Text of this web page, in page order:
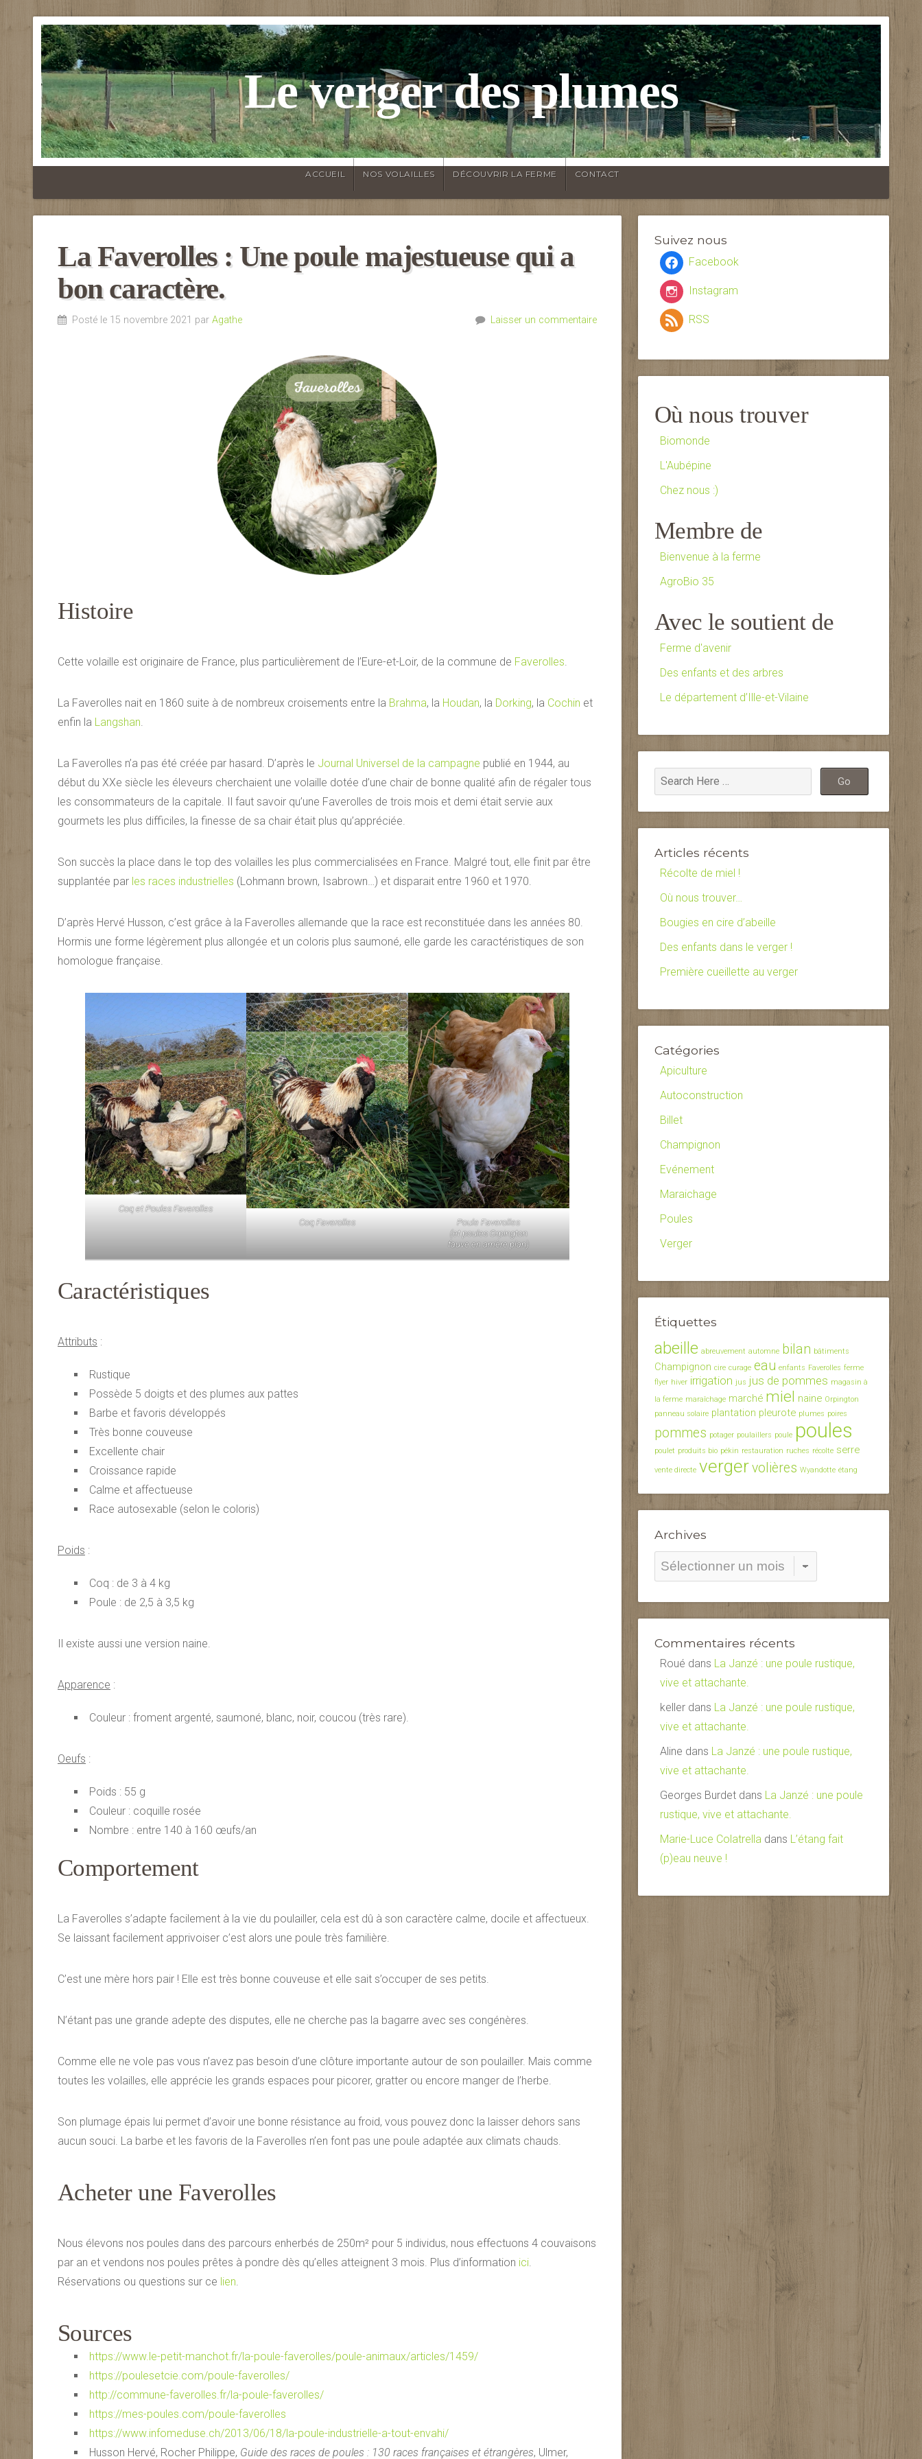
Le verger des plumes
ACCUEIL NOS VOLAILLES DÉCOUVRIR LA FERME CONTACT
La Faverolles : Une poule majestueuse qui a
bon caractère.
Posté le 15 novembre 2021 par Agathe Laisser un commentaire
Histoire
Cette volaille est originaire de France, plus particulièrement de l’Eure-et-Loir, de la commune de Faverolles.
La Faverolles nait en 1860 suite à de nombreux croisements entre la Brahma, la Houdan, la Dorking, la Cochin et
enfin la Langshan.
La Faverolles n’a pas été créée par hasard. D’après le Journal Universel de la campagne publié en 1944, au
début du XXe siècle les éleveurs cherchaient une volaille dotée d’une chair de bonne qualité afin de régaler tous
les consommateurs de la capitale. Il faut savoir qu’une Faverolles de trois mois et demi était servie aux
gourmets les plus difficiles, la finesse de sa chair était plus qu’appréciée.
Son succès la place dans le top des volailles les plus commercialisées en France. Malgré tout, elle finit par être
supplantée par les races industrielles (Lohmann brown, Isabrown…) et disparait entre 1960 et 1970.
D’après Hervé Husson, c’est grâce à la Faverolles allemande que la race est reconstituée dans les années 80.
Hormis une forme légèrement plus allongée et un coloris plus saumoné, elle garde les caractéristiques de son
homologue française.
Coq et Poules Faverolles
Coq Faverolles
Poule Faverolles
(et poules Orpington
fauve en arrière plan)
Caractéristiques
Attributs :
Rustique
Possède 5 doigts et des plumes aux pattes
Barbe et favoris développés
Très bonne couveuse
Excellente chair
Croissance rapide
Calme et affectueuse
Race autosexable (selon le coloris)
Poids :
Coq : de 3 à 4 kg
Poule : de 2,5 à 3,5 kg
Il existe aussi une version naine.
Apparence :
Couleur : froment argenté, saumoné, blanc, noir, coucou (très rare).
Oeufs :
Poids : 55 g
Couleur : coquille rosée
Nombre : entre 140 à 160 œufs/an
Comportement
La Faverolles s’adapte facilement à la vie du poulailler, cela est dû à son caractère calme, docile et affectueux.
Se laissant facilement apprivoiser c’est alors une poule très familière.
C’est une mère hors pair ! Elle est très bonne couveuse et elle sait s’occuper de ses petits.
N’étant pas une grande adepte des disputes, elle ne cherche pas la bagarre avec ses congénères.
Comme elle ne vole pas vous n’avez pas besoin d’une clôture importante autour de son poulailler. Mais comme
toutes les volailles, elle apprécie les grands espaces pour picorer, gratter ou encore manger de l’herbe.
Son plumage épais lui permet d’avoir une bonne résistance au froid, vous pouvez donc la laisser dehors sans
aucun souci. La barbe et les favoris de la Faverolles n’en font pas une poule adaptée aux climats chauds.
Acheter une Faverolles
Nous élevons nos poules dans des parcours enherbés de 250m² pour 5 individus, nous effectuons 4 couvaisons
par an et vendons nos poules prêtes à pondre dès qu’elles atteignent 3 mois. Plus d’information ici
Réservations ou questions sur ce lien
Sources
https://www.le-petit-manchot.fr/la-poule-faverolles/poule-animaux/articles/1459/
https://poulesetcie.com/poule-faverolles/
http://commune-faverolles.fr/la-poule-faverolles/
https://mes-poules.com/poule-faverolles
https://www.infomeduse.ch/2013/06/18/la-poule-industrielle-a-tout-envahi/
Husson Hervé, Rocher Philippe, Guide des races de poules : 130 races françaises et étrangères, Ulmer,
Suivez nous
Facebook
Instagram
RSS
Où nous trouver
Biomonde
L'Aubépine
Chez nous :)
Membre de
Bienvenue à la ferme
AgroBio 35
Avec le soutient de
Ferme d'avenir
Des enfants et des arbres
Le département d’Ille-et-Vilaine
Articles récents
Récolte de miel !
Où nous trouver…
Bougies en cire d’abeille
Des enfants dans le verger !
Première cueillette au verger
Catégories
Apiculture
Autoconstruction
Billet
Champignon
Evénement
Maraichage
Poules
Verger
Étiquettes
abeille abreuvement automne bilan bâtiments
Champignon cire curage eau enfants Faverolles ferme
flyer hiver irrigation jus jus de pommes magasin à
la ferme maraîchage marché miel naine Orpington
panneau solaire plantation pleurote plumes poires
pommes potager poulaillers poule poules
poulet produits bio pékin restauration ruches récolte serre
vente directe vergervolières Wyandotte étang
Archives
Archives
Commentaires récents
Roué dans La Janzé : une poule rustique,
vive et attachante.
keller dans La Janzé : une poule rustique,
vive et attachante.
Aline dans La Janzé : une poule rustique,
vive et attachante.
Georges Burdet dans La Janzé : une poule
rustique, vive et attachante.
Marie-Luce Colatrella dans L’étang fait
(p)eau neuve !